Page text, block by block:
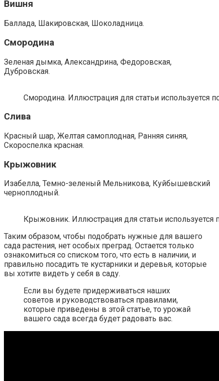
Вишня
Баллада, Шакировская, Шоколадница.
Смородина
Зеленая дымка, Александрина, Федоровская,
Дубровская.
Смородина. Иллюстрация для статьи используется
Слива
Красный шар, Желтая самоплодная, Ранняя синяя,
Скороспелка красная.
Крыжовник
Изабелла, Темно-зеленый Мельникова, Куйбышевский
черноплодный.
Крыжовник. Иллюстрация для статьи используется
Таким образом, чтобы подобрать нужные для вашего
сада растения, нет особых преград. Остается только
ознакомиться со списком того, что есть в наличии, и
правильно посадить те кустарники и деревья, которые
вы хотите видеть у себя в саду.
Если вы будете придерживаться наших
советов и руководствоваться правилами,
которые приведены в этой статье, то урожай
вашего сада всегда будет радовать вас.